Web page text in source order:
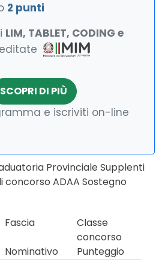
2 punti
LIM, TABLET, CODING e
SCOPRI DI PIÙ
e iscriviti on-line
Provinciale Supplenti
concorso ADAA Sostegno
Fascia
Classe
concorso
Nominativo
Punteggio